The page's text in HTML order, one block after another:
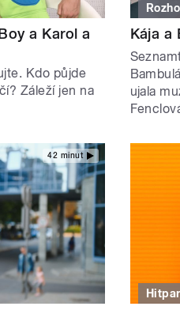
a Karol a
Kdo půjde
Záleží jen na
Kája a
ujala
42 minut